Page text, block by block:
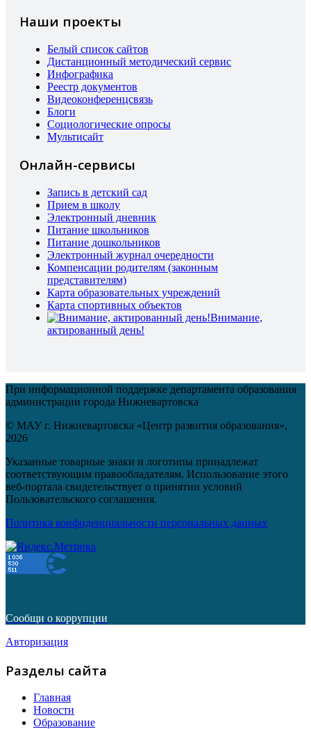
Наши проекты
Белый список сайтов
Дистанционный методический сервис
Инфографика
Реестр документов
Видеоконференцсвязь
Блоги
Социологические опросы
Мультисайт
Онлайн-сервисы
Запись в детский сад
Прием в школу
Электронный дневник
Питание школьников
Питание дошкольников
Электронный журнал очередности
Компенсации родителям (законным
представителям)
Карта образовательных учреждений
Карта спортивных объектов
Внимание,
актированный день!
При информационной поддержке департамента образования
администрации города Нижневартовска
© МАУ г. Нижневартовска «Центр развития образования»,
2026
Указанные товарные знаки и логотипы принадлежат
соответствующим правообладателям. Использование этого
веб-портала свидетельствует о принятии условий
Пользовательского соглашения.
Политика конфиденциальности персональных данных
Сообщи о коррупции
Авторизация
Разделы сайта
Главная
Новости
Образование